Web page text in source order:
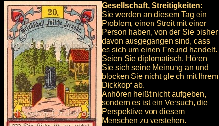
Gesellschaft, Streitigkeiten:
Sie werden an diesem Tag ein
Problem, einen Streit mit einer
Person haben, von der Sie bisher
davon ausgegangen sind, dass
es sich um einen Freund handelt.
Seien Sie diplomatisch. Hören
Sie sich seine Meinung an und
blocken Sie nicht gleich mit Ihrem
Dickkopf ab.
Anhören heißt nicht aufgeben,
sondern es ist ein Versuch, die
Perspektive von diesem
Menschen zu verstehen.